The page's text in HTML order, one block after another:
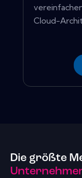
Cloud-
Die größte